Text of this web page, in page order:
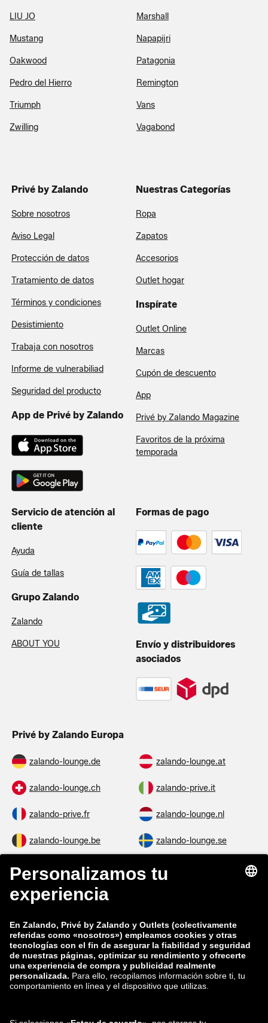
LIU JO Marshall
Mustang Napapijri
Oakwood Patagonia
Pedro del Hierro Remington
Triumph Vans
Zwilling Vagabond
Privé by Zalando
Sobre nosotros
Aviso Legal
Protección de datos
Tratamiento de datos
Términos y condiciones
Desistimiento
Trabaja con nosotros
Informe de vulnerabiliad
Seguridad del producto
App de Privé by Zalando
Nuestras Categorías
Ropa
Zapatos
Accesorios
Outlet hogar
Inspírate
Outlet Online
Marcas
Cupón de descuento
App
Privé by Zalando Magazine
Favoritos de la próxima
temporada
Servicio de atención al
cliente
Ayuda
Guía de tallas
Grupo Zalando
Zalando
ABOUT YOU
Formas de pago
Envío y distribuidores
asociados
Privé by Zalando Europa
zalando-lounge.de zalando-lounge.at
zalando-lounge.ch zalando-prive.it
zalando-prive.fr zalando-lounge.nl
zalando-lounge.be zalando-lounge.se
zalando-lounge.fi
zalando-lounge.co.uk
zalando-prive.es zalando-lounge.cz
zalando-lounge.lt zalando-lounge.sk
zalando-lounge.ro zalando-lounge.hr